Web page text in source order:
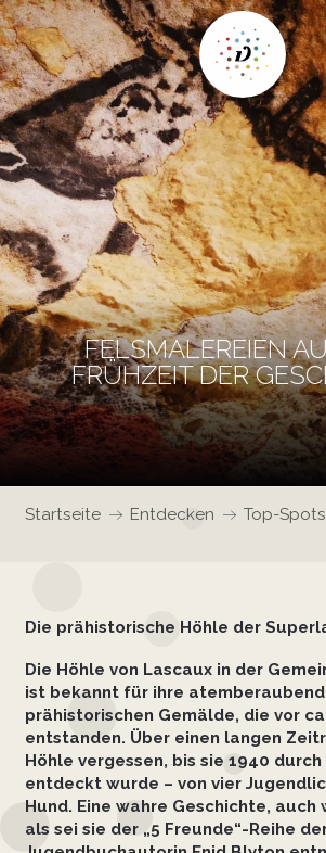
FELSMALEREIEN
FRÜHZEIT DER
Startseite Entdecken Top-Spots
Die prähistorische Höhle der
Die Höhle von Lascaux in der
ist bekannt für ihre
prähistorischen Gemälde, die vor
entstanden. Über einen langen
Höhle vergessen, bis sie 1940
entdeckt wurde – von vier
Hund. Eine wahre Geschichte, auch
als sei sie der „5 Freunde“-Reihe